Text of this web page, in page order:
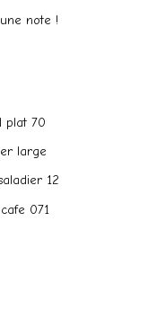
note !